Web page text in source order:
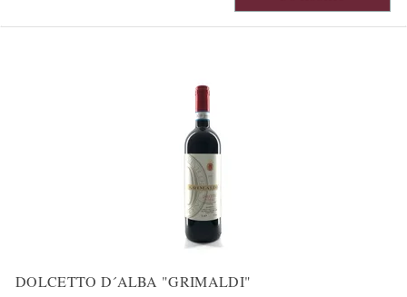
DOLCETTO D´ALBA "GRIMALDI"